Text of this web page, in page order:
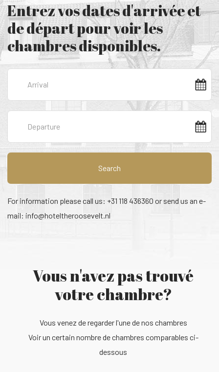
Entrez vos dates d'arrivée et
de départ pour voir les
chambres disponibles.
Search
For information please call us: +31 118 436360 or send us an e-
mail: info@hoteltheroosevelt.nl
Vous n'avez pas trouvé
votre chambre?
Vous venez de regarder l'une de nos chambres
Voir un certain nombre de chambres comparables ci-
dessous